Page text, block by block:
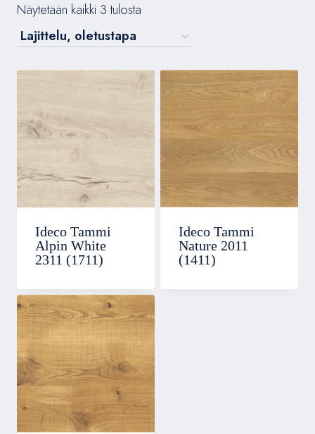
Näytetään kaikki 3 tulosta
Ideco Tammi
Alpin White
2311 (1711)
Ideco Tammi
Nature 2011
(1411)